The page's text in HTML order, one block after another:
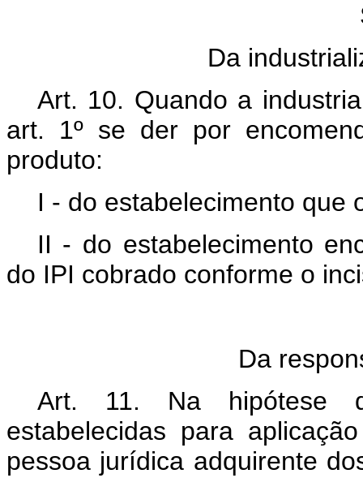
Da
Art. 10. Quando a
art. 1º se der por
produto:
I - do estabelecimento que
II - do estabelecimento
do IPI cobrado conforme o
Da
Art. 11. Na hipótese
estabelecidas para
pessoa jurídica adquirente